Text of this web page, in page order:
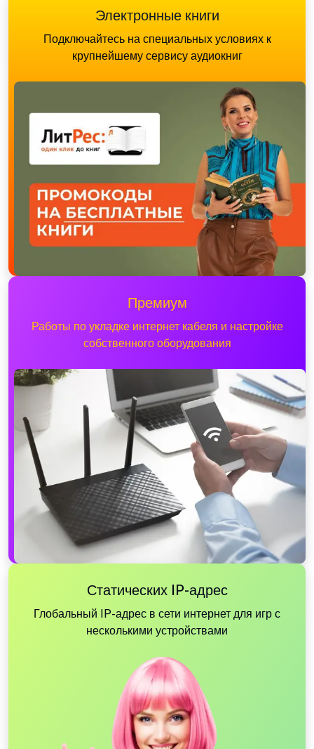
Электронные книги
Подключайтесь на специальных условиях к
крупнейшему сервису аудиокниг
Премиум
Работы по укладке интернет кабеля и настройке
собственного оборудования
Статических IP-адрес
Глобальный IP-адрес в сети интернет для игр с
несколькими устройствами